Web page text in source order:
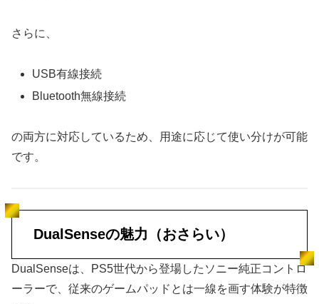
さらに、
USB有線接続
Bluetooth無線接続
の両方に対応しているため、用途に応じて使い分けが可能
です。
DualSenseの魅力（おさらい）
DualSenseは、PS5世代から登場したソニー純正コントロ
ーラーで、従来のゲームパッドとは一線を画す体験が特徴